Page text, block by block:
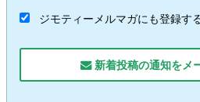
ジモティーメルマガにも登録す
新着投稿の通知をメ